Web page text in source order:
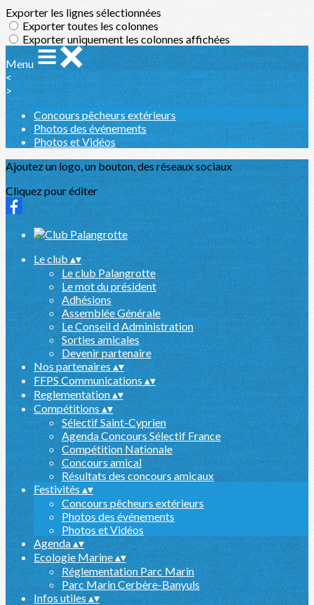
Exporter les lignes sélectionnées
Exporter toutes les colonnes
Exporter uniquement les colonnes affichées
Menu
<
>
Concours pêcheurs extérieurs
Photos des événements
Photos et Vidéos
Ajoutez un logo, un bouton, des réseaux sociaux
Cliquez pour éditer
Le club▴▾
Le club Palangrotte
Le mot du président
Adhésions
Assemblée Générale
Le Conseil d Administration
Sorties amicales
Devenir partenaire
Nos partenaires▴▾
FFPS Communications▴▾
Reglementation▴▾
Compétitions▴▾
Sélectif Saint-Cyprien
Agenda Concours Sélectif France
Compétition Nationale
Concours amical
Résultats des concours amicaux
Festivités ▴▾
Concours pêcheurs extérieurs
Photos des événements
Photos et Vidéos
Agenda▴▾
Ecologie Marine▴▾
Réglementation Parc Marin
Parc Marin Cerbère-Banyuls
Infos utiles▴▾